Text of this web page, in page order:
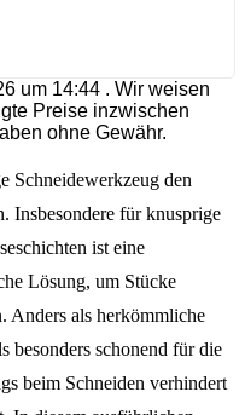
um 14:44 . Wir weisen
Preise inzwischen
ohne Gewähr.
Schneidewerkzeug den
Insbesondere für knusprige
ist eine
Lösung, um Stücke
Anders als herkömmliche
besonders schonend für die
beim Schneiden verhindert